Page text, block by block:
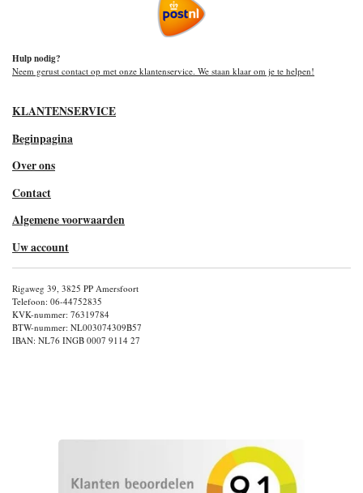
Hulp nodig?
Neem gerust contact op met onze klantenservice. We staan klaar om je te helpen!
KLANTENSERVICE
Beginpagina
Over ons
Contact
Algemene voorwaarden
Uw account
Rigaweg 39, 3825 PP Amersfoort
Telefoon: 06-44752835
KVK-nummer: 76319784
BTW-nummer: NL003074309B57
IBAN: NL76 INGB 0007 9114 27